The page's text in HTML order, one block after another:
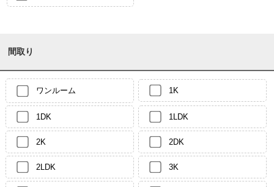
間取り
ワンルーム 1K
1DK 1LDK
2K 2DK
2LDK 3K